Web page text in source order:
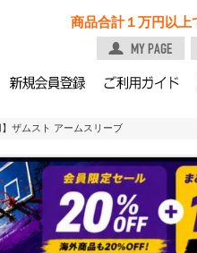
商品合計１万円以上
ザムスト アームスリーブ